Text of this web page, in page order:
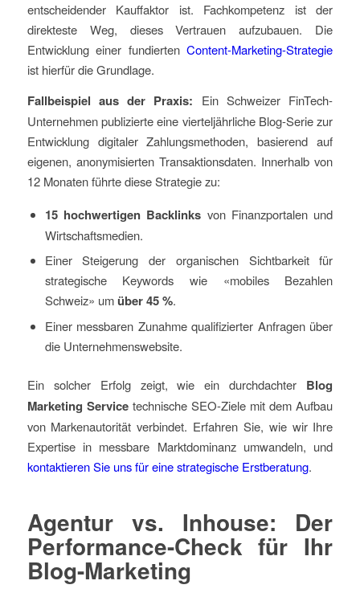
entscheidender Kauffaktor ist. Fachkompetenz ist der
direkteste Weg, dieses Vertrauen aufzubauen. Die
Entwicklung einer fundiertenContent-Marketing-Strategie
ist hierfür die Grundlage.
Fallbeispiel aus der Praxis: Ein Schweizer FinTech-
Unternehmen publizierte eine vierteljährliche Blog-Serie zur
Entwicklung digitaler Zahlungsmethoden, basierend auf
eigenen, anonymisierten Transaktionsdaten. Innerhalb von
12 Monaten führte diese Strategie zu:
15 hochwertigen Backlinks von Finanzportalen und
Wirtschaftsmedien.
Einer Steigerung der organischen Sichtbarkeit für
strategische Keywords wie «mobiles Bezahlen
Schweiz» umüber 45 %.
Einer messbaren Zunahme qualifizierter Anfragen über
die Unternehmenswebsite.
Ein solcher Erfolg zeigt, wie ein durchdachter Blog
Marketing Servicetechnische SEO-Ziele mit dem Aufbau
von Markenautorität verbindet. Erfahren Sie, wie wir Ihre
Expertise in messbare Marktdominanz umwandeln, und
kontaktieren Sie uns für eine strategische Erstberatung.
Agentur vs. Inhouse: Der
Performance-Check für Ihr
Blog-Marketing